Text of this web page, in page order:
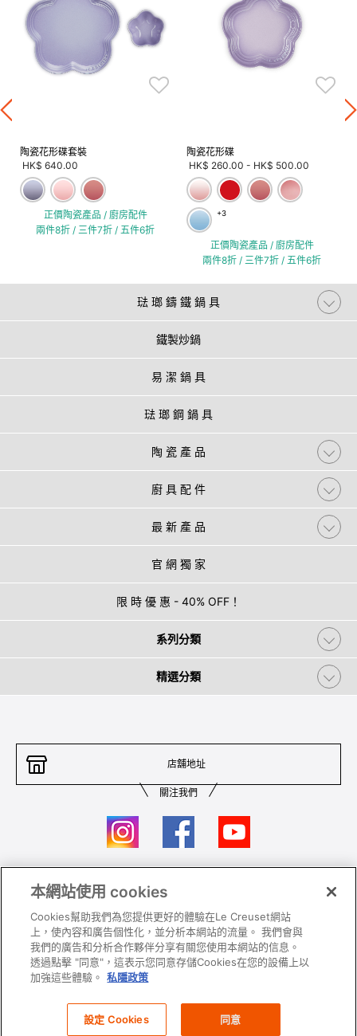
陶瓷花形碟套裝
HK$ 640.00
正價陶瓷產品 / 廚房配件
兩件8折 / 三件7折 / 五件6折
陶瓷花形碟
HK$ 260.00 - HK$ 500.00
+3
正價陶瓷產品 / 廚房配件
兩件8折 / 三件7折 / 五件6折
琺 瑯 鑄 鐵 鍋 具
鐵製炒鍋
易 潔 鍋 具
琺 瑯 鋼 鍋 具
陶 瓷 產 品
廚 具 配 件
最 新 產 品
官 網 獨 家
限 時 優 惠 - 40% OFF！
系列分類
精選分類
店舖地址
關注我們
聯絡我們
私隱政策 保養及使用
加入我們 Super MEGA SALE 條款及細則​
All images and contents are © Le Creuset Hong Kong. All rights reserved.
本網站使用 cookies
Cookies幫助我們為您提供更好的體驗在Le Creuset網站
上，使內容和廣告個性化，並分析本網站的流量。 我們會與
我們的廣告和分析合作夥伴分享有關您使用本網站的信息。
透過點擊 "同意"，這表示您同意存儲Cookies在您的設備上以
加強這些體驗。 私隱政策
設定 Cookies 同意